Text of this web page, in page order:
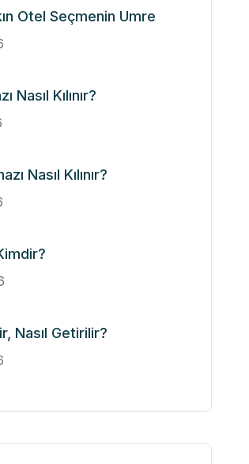
Otel Seçmenin Umre
Nasıl Kılınır?
Nasıl Kılınır?
Nasıl Getirilir?